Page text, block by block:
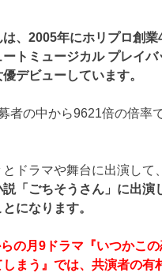
、2005年にホリプロ創業
トミュージカル プレイ
デビューしています。
者の中から9621倍の倍率
ドラマや舞台に出演して
「ごちそうさん」に出演
になります。
の月9ドラマ『いつかこ
しまう』では、共演者の有